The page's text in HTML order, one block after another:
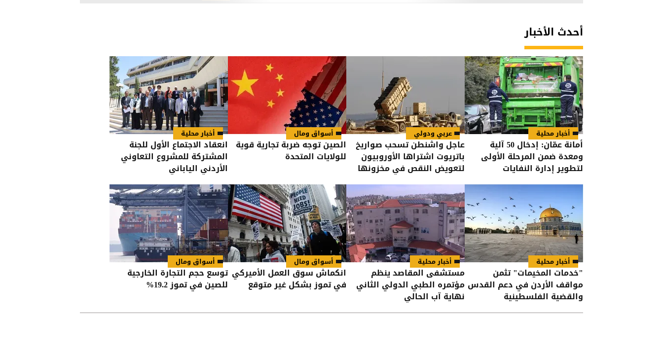
أحدث الأخبار
أخبار محلية
أمانة عمّان: إدخال 50 آلية
ومعدة ضمن المرحلة الأولى
لتطوير إدارة النفايات
عربي ودولي
عاجل واشنطن تسحب صواريخ
باتريوت اشتراها الأوروبيون
لتعويض النقص في مخزونها
أسواق ومال
الصين توجه ضربة تجارية قوية
للولايات المتحدة
أخبار محلية
انعقاد الاجتماع الأول للجنة
المشتركة للمشروع التعاوني
الأردني الياباني
أخبار محلية
"خدمات المخيمات" تثمن
مواقف الأردن في دعم القدس
والقضية الفلسطينية
أخبار محلية
مستشفى المقاصد ينظم
مؤتمره الطبي الدولي الثاني
نهاية آب الحالي
أسواق ومال
انكماش سوق العمل الأميركي
في تموز بشكل غير متوقع
أسواق ومال
توسع حجم التجارة الخارجية
للصين في تموز 19.2%